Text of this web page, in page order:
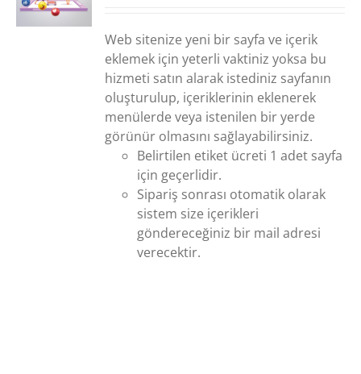
Web sitenize yeni bir sayfa ve içerik
eklemek için yeterli vaktiniz yoksa bu
hizmeti satın alarak istediniz sayfanın
oluşturulup, içeriklerinin eklenerek
menülerde veya istenilen bir yerde
görünür olmasını sağlayabilirsiniz.
Belirtilen etiket ücreti 1 adet sayfa
için geçerlidir.
Sipariş sonrası otomatik olarak
sistem size içerikleri
göndereceğiniz bir mail adresi
verecektir.